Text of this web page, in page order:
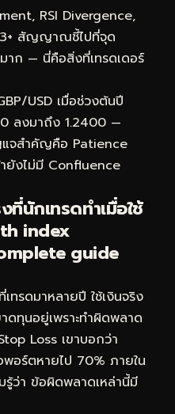
RSI Divergence,
3+ สัญญาณชี้ไปที่จุด
าก — นี่คือสิ่งที่เทรดเดอร์
USD เมื่อช่วงต้นปี
ลงมาถึง 1.2400 —
จสำคัญคือ Patience
ยังไม่มี Confluence
นักเทรดทำเมื่อใช้
index
guide
ทรดมาหลายปี ใช้เงินจริง
ทุนอยู่เพราะทำผิดพลาด
Loss เขาบอกว่า
พอร์ตหายไป 70% ภายใน
รู้ว่า ข้อผิดพลาดเหล่านี้มี